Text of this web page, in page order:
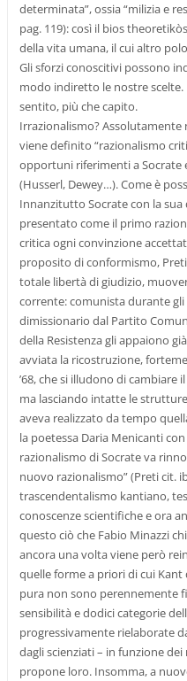
determinata”, ossia “milizia e
pag. 119): così il bios
della vita umana, il cui altro
Gli sforzi conoscitivi possono
modo indiretto le nostre
sentito, più che capito.
Irrazionalismo?
viene definito “razionalismo
opportuni riferimenti a Socrate
(Husserl, Dewey…). Come è
Innanzitutto Socrate con la sua
presentato come il primo
critica ogni convinzione
proposito di conformismo,
totale libertà di giudizio,
corrente: comunista durante
dimissionario dal Partito
della Resistenza gli appaiono
avviata la ricostruzione,
’68, che si illudono di
ma lasciando intatte le
aveva realizzato da tempo
la poetessa Daria Menicanti
razionalismo di Socrate va
nuovo razionalismo” (Preti cit.
trascendentalismo kantiano,
conoscenze scientifiche e ora
questo ciò che Fabio Minazzi
ancora una volta viene però
quelle forme a priori di cui Kant
pura non sono perennemente
sensibilità e dodici categorie
progressivamente rielaborate
dagli scienziati – in funzione
propone loro. Insomma, a